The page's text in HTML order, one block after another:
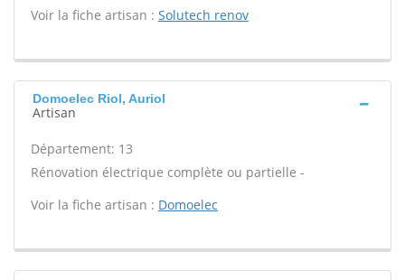
Voir la fiche artisan : Solutech renov
Domoelec Riol, Auriol
Artisan
Département: 13
Rénovation électrique complète ou partielle -
Voir la fiche artisan : Domoelec